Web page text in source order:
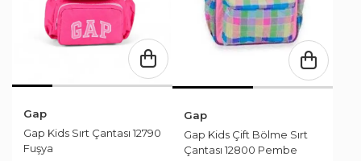
Gap
Gap Kids Sırt Çantası 12790
Fuşya
Gap
Gap Kids Çift Bölme Sırt
Çantası 12800 Pembe